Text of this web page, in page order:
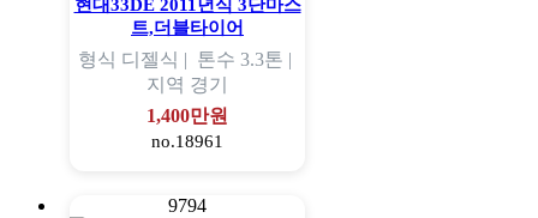
현대33DE 2011년식 3단마스
트,더블타이어
형식 디젤식 | 톤수 3.3톤 |
지역 경기
1,400만원
no.18961
9794